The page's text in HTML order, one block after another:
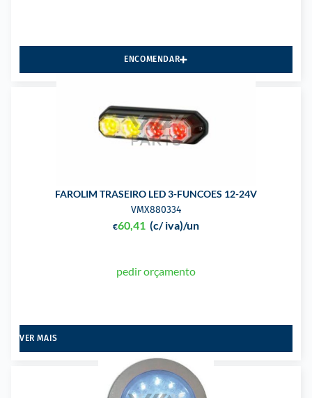
ENCOMENDAR
FAROLIM TRASEIRO LED 3-FUNCOES 12-24V
VMX880334
€60,41 (c/ iva)/un
pedir orçamento
VER MAIS